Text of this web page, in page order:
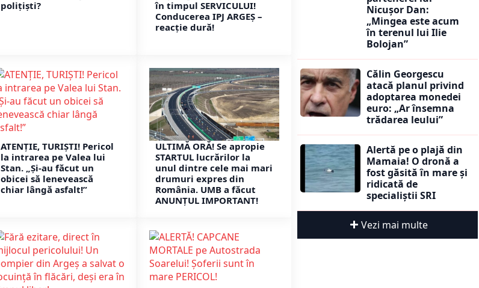
polițiști?
în timpul SERVICULUI!
Conducerea IPJ ARGEȘ –
reacție dură!
ATENȚIE, TURIȘTI! Pericol
la intrarea pe Valea lui
Stan. „Și-au făcut un
obicei să lenevească
chiar lângă asfalt!”
ULTIMĂ ORĂ! Se apropie
STARTUL lucrărilor la
unul dintre cele mai mari
drumuri expres din
România. UMB a făcut
ANUNȚUL IMPORTANT!
Nicușor Dan:
„Mingea este acum
în terenul lui Ilie
Bolojan”
Călin Georgescu
atacă planul privind
adoptarea monedei
euro: „Ar însemna
trădarea leului”
Alertă pe o plajă din
Mamaia! O dronă a
fost găsită în mare și
ridicată de
specialiștii SRI
Vezi mai multe